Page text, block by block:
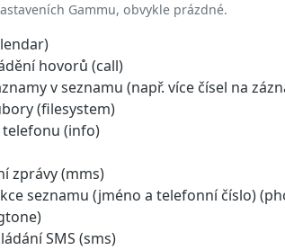
Gammu, obvykle prázdné.
hovorů (call)
v seznamu (např. více čísel na
(filesystem)
(info)
zprávy (mms)
seznamu (jméno a telefonní číslo)
SMS (sms)